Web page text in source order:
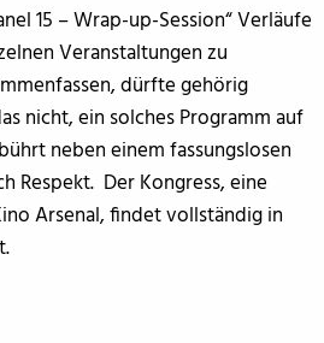
15 – Wrap-up-Session“ Verläufe
Veranstaltungen zu
dürfte gehörig
nicht, ein solches Programm auf
neben einem fassungslosen
Respekt. Der Kongress, eine
Arsenal, findet vollständig in